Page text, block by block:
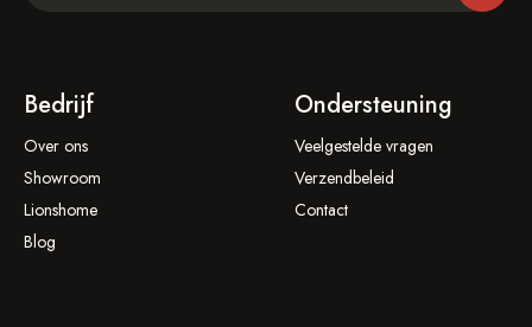
Bedrijf
Over ons
Showroom
Lionshome
Blog
Ondersteuning
Veelgestelde vragen
Verzendbeleid
Contact